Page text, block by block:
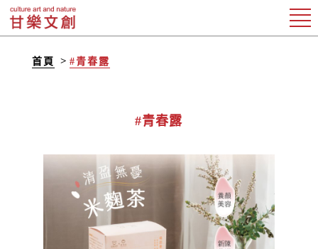
首頁 #青春露
#青春露